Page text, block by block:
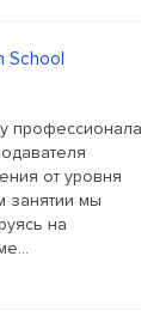
School
профессионала
от уровня
занятии мы
на